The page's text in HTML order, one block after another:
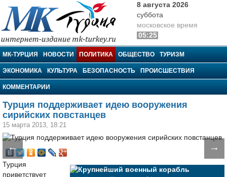
МК-Турция
8 августа 2026
суббота
московское время
05:25
МК-ТУРЦИЯ НОВОСТИ ПОЛИТИКА ОБЩЕСТВО ТУРИЗМ
ЭКОНОМИКА КУЛЬТУРА БЕЗОПАСНОСТЬ ПРОИСШЕСТВИЯ
КОММЕНТАРИИ
Турция поддерживает идею вооружения
сирийских повстанцев
15 марта 2013, 18:21
← →
Турция
приветствует